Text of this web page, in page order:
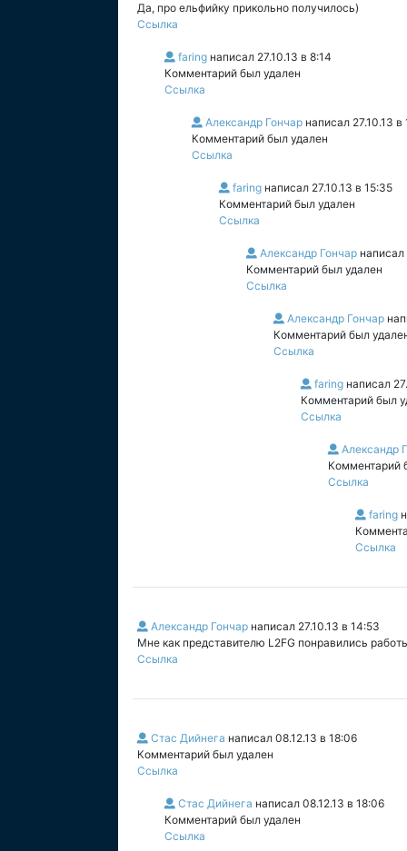
Да, про ельфийку прикольно получилось)
Ссылка
faring написал 27.10.13 в 8:14
Комментарий был удален
Ссылка
Александр Гончар написал 27.10.13 в
Комментарий был удален
Ссылка
faring написал 27.10.13 в 15:35
Комментарий был удален
Ссылка
Александр Гончар написал
Комментарий был удален
Ссылка
Александр Гончар
Комментарий был
Ссылка
faring написал
Комментарий был
Ссылка
Александр
Комментарий
Ссылка
faring
Ссылка
Александр Гончар написал 27.10.13 в 14:53
Мне как представителю L2FG понравились
Ссылка
Стас Дийнега написал 08.12.13 в 18:06
Комментарий был удален
Ссылка
Стас Дийнега написал 08.12.13 в 18:06
Комментарий был удален
Ссылка